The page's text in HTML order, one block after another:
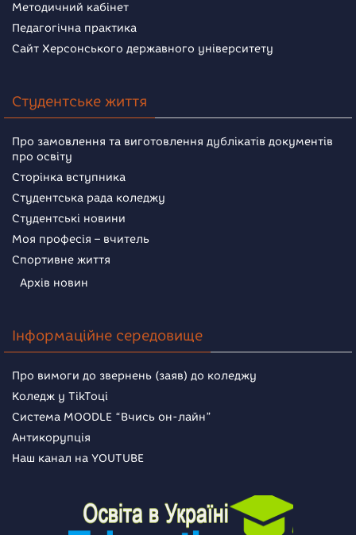
Методичний кабінет
Педагогічна практика
Сайт Херсонського державного університету
Студентське життя
Про замовлення та виготовлення дублікатів документів
про освіту
Сторінка вступника
Студентська рада коледжу
Студентські новини
Моя професія – вчитель
Спортивне життя
Архів новин
Інформаційне середовище
Про вимоги до звернень (заяв) до коледжу
Коледж у TikToці
Система MOODLE “Вчись он-лайн”
Антикорупція
Наш канал на YOUTUBE